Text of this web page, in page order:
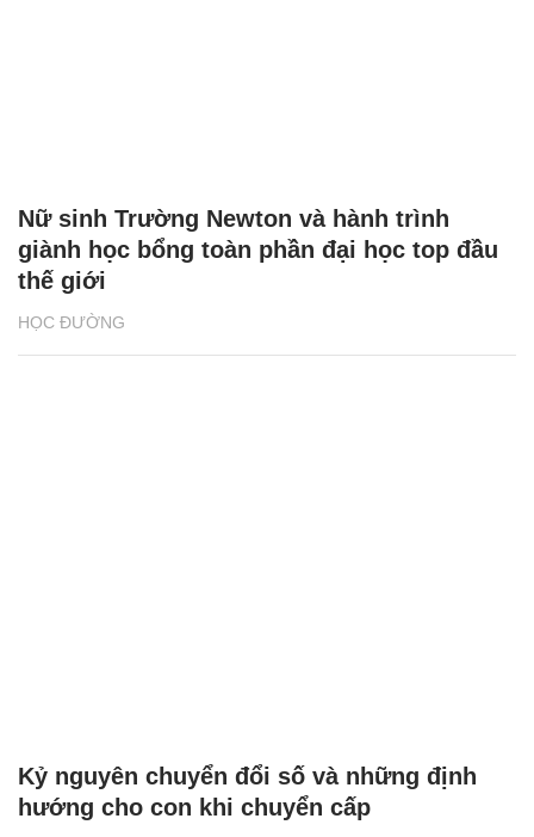
HỌC ĐƯỜNG
Nữ sinh Trường Newton và hành trình
giành học bổng toàn phần đại học top đầu
thế giới
Kỷ nguyên chuyển đổi số và những định
hướng cho con khi chuyển cấp